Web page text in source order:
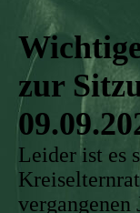
zur
Leider ist es
vergangenen